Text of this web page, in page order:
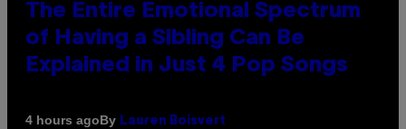
The Entire Emotional Spectrum
of Having a Sibling Can Be
Explained in Just 4 Pop Songs
4 hours agoBy Lauren Boisvert